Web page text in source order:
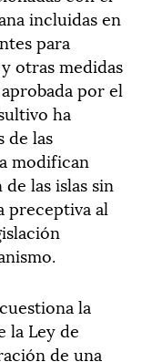
incluidas en
para
otras medidas
por el
ha
de las
modifican
las islas sin
preceptiva al
la
la Ley de
de una